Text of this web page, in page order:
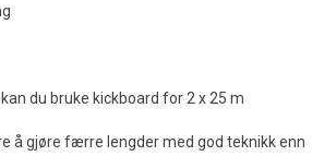
du bruke kickboard for 2 x 25 m
å gjøre færre lengder med god teknikk enn